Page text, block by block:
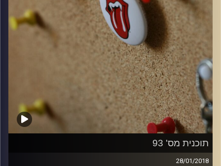
תוכנית מס' 93
28/01/2018